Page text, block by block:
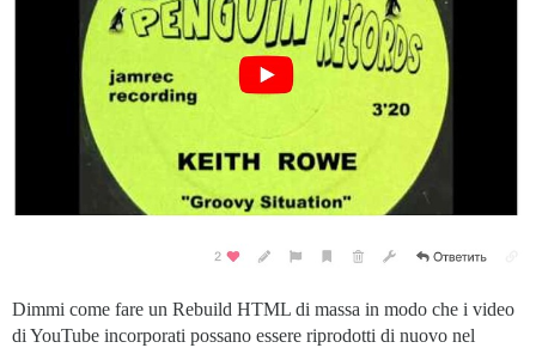
Dimmi come fare un Rebuild HTML di massa in modo che i video
di YouTube incorporati possano essere riprodotti di nuovo nel